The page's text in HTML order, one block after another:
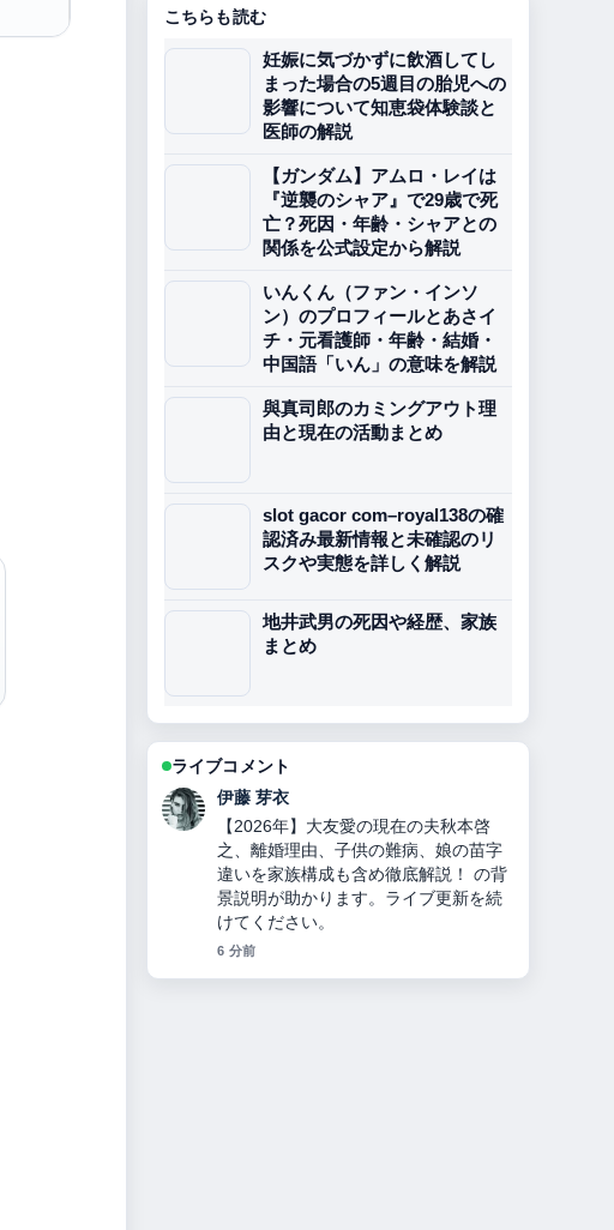
こちらも読む
妊娠に気づかずに飲酒してし
まった場合の5週目の胎児への
影響について知恵袋体験談と
医師の解説
【ガンダム】アムロ・レイは
『逆襲のシャア』で29歳で死
亡？死因・年齢・シャアとの
関係を公式設定から解説
いんくん（ファン・インソ
ン）のプロフィールとあさイ
チ・元看護師・年齢・結婚・
中国語「いん」の意味を解説
與真司郎のカミングアウト理
由と現在の活動まとめ
slot gacor com–royal138の確
認済み最新情報と未確認のリ
スクや実態を詳しく解説
地井武男の死因や経歴、家族
まとめ
ライブコメント
鈴木 蒼
チンギス＝ハンとは？何をした人か徹
底解説！モンゴル帝国建国、妻・子
孫・死因・3つの宝物とヤサの秘密！
の報道は丁寧で、流れを追いやすいで
す。
8 分前